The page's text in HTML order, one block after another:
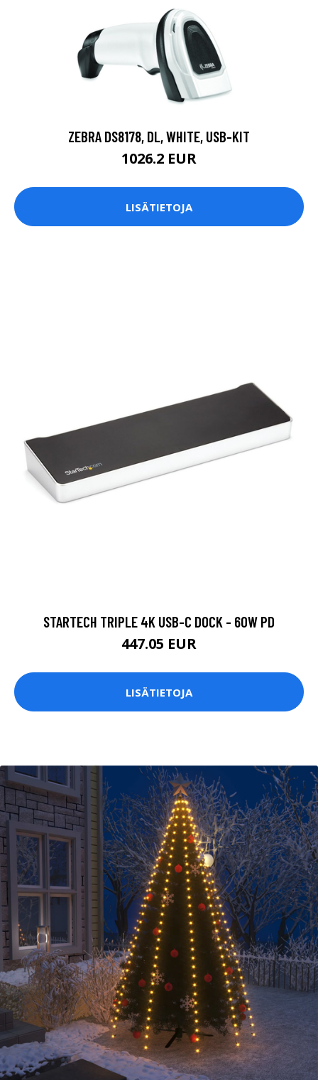
ZEBRA DS8178, DL, WHITE, USB-KIT
1026.2 EUR
LISÄTIETOJA
STARTECH TRIPLE 4K USB-C DOCK - 60W PD
447.05 EUR
LISÄTIETOJA